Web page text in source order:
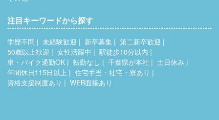
注目キーワードから探す
学歴不問 未経験歓迎 新卒募集
第二新卒歓迎
50歳以上歓迎
女性活躍中
駅徒歩10分以内
車・バイク通勤OK
転勤なし 千葉県が本社
土日休み
年間休日115日以上
住宅手当・社宅・寮あり
資格支援制度あり
WEB面接あり